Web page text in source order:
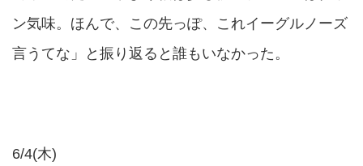
ン気味。ほんで、この先っぽ、これイーグルノーズ
言うてな」と振り返ると誰もいなかった。
6/4(木)